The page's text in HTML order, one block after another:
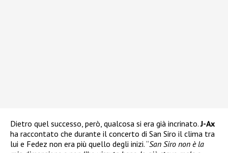
Dietro quel successo, però, qualcosa si era già incrinato.J-Ax
ha raccontato che durante il concerto di San Siro il clima tra
lui e Fedez non era più quello degli inizi. “San Siro non è la